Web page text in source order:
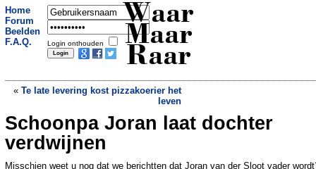
Home
Forum
Beelden
F.A.Q.
Login onthouden
Waar
Maar
Raar
« Te late levering kost pizzakoerier het
leven
Politie wordt versterkt met robotcollega
»
Schoonpa Joran laat dochter
verdwijnen
Misschien weet u nog dat we berichtten dat Joran van der Sloot vader